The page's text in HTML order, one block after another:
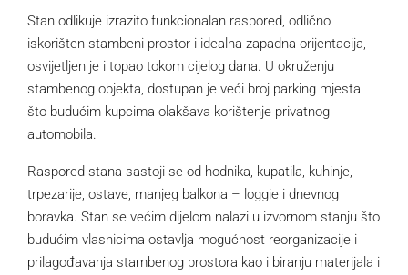
Stan odlikuje izrazito funkcionalan raspored, odlično
iskorišten stambeni prostor i idealna zapadna orijentacija,
osvijetljen je i topao tokom cijelog dana. U okruženju
stambenog objekta, dostupan je veći broj parking mjesta
što budućim kupcima olakšava korištenje privatnog
automobila.
Raspored stana sastoji se od hodnika, kupatila, kuhinje,
trpezarije, ostave, manjeg balkona – loggie i dnevnog
boravka. Stan se većim dijelom nalazi u izvornom stanju što
budućim vlasnicima ostavlja mogućnost reorganizacije i
prilagođavanja stambenog prostora kao i biranju materijala i